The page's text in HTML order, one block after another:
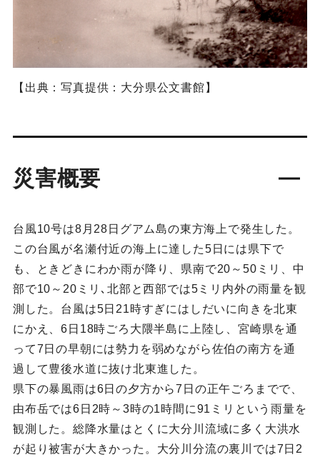
【出典：写真提供：大分県公文書館】
災害概要
台風10号は8月28日グアム島の東方海上で発生した。
この台風が名瀬付近の海上に達した5日には県下で
も、ときどきにわか雨が降り、県南で20～50ミリ、中
部で10～20ミリ､北部と西部では5ミリ内外の雨量を観
測した。台風は5日21時すぎにはしだいに向きを北東
にかえ、6日18時ごろ大隈半島に上陸し、宮崎県を通
って7日の早朝には勢力を弱めながら佐伯の南方を通
過して豊後水道に抜け北東進した。
県下の暴風雨は6日の夕方から7日の正午ごろまでで、
由布岳では6日2時～3時の1時間に91ミリという雨量を
観測した。総降水量はとくに大分川流域に多く大洪水
が起り被害が大きかった。大分川分流の裏川では7日2